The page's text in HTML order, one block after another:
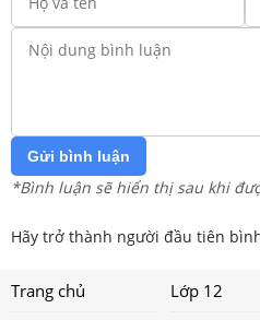
Gửi bình luận
*Bình luận sẽ hiển thị sau khi
Hãy trở thành người đầu tiên
Trang chủ Lớp 12